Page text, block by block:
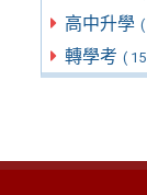
高中升學
轉學考 (